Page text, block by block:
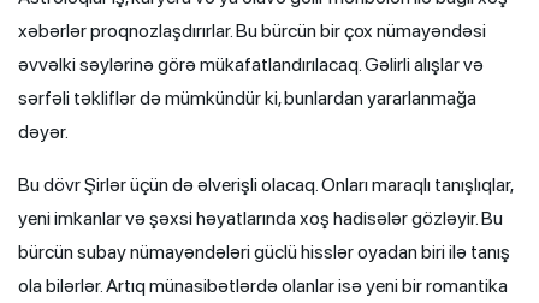
xəbərlər proqnozlaşdırırlar. Bu bürcün bir çox nümayəndəsi
əvvəlki səylərinə görə mükafatlandırılacaq. Gəlirli alışlar və
sərfəli təkliflər də mümkündür ki, bunlardan yararlanmağa
dəyər.
Bu dövr Şirlər üçün də əlverişli olacaq. Onları maraqlı tanışlıqlar,
yeni imkanlar və şəxsi həyatlarında xoş hadisələr gözləyir. Bu
bürcün subay nümayəndələri güclü hisslər oyadan biri ilə tanış
ola bilərlər. Artıq münasibətlərdə olanlar isə yeni bir romantika